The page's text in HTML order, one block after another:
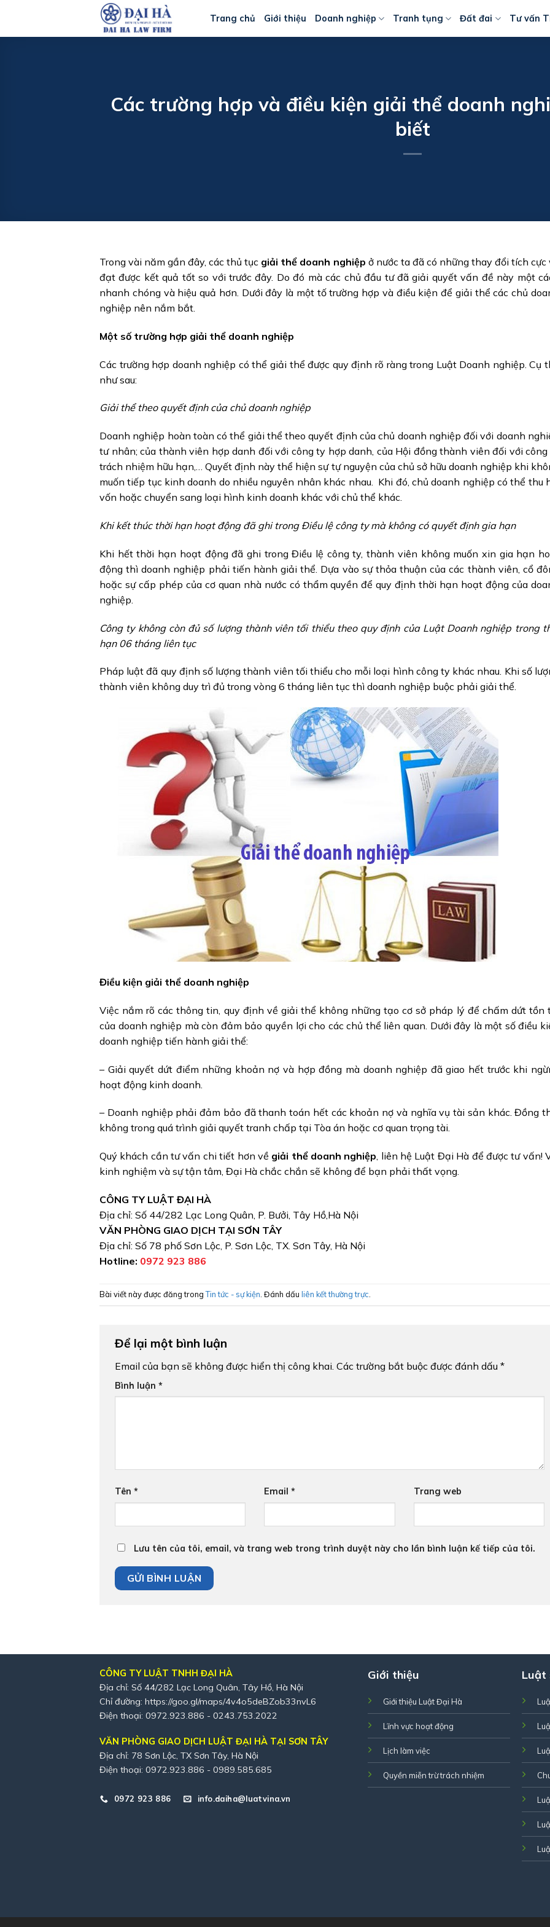
nội
Trang chủ Giới thiệu Doanh nghiệp Tranh tụng Đất đai Tư vấn
Các trường hợp và điều kiện giải thể doanh
biết
Trong vài năm gần đây, các thủ tục giải thể doanh nghiệp ở nước ta đã có những thay đổi tích cực
đạt được kết quả tốt so với trước đây. Do đó mà các chủ đầu tư đã giải quyết vấn đề này một
nhanh chóng và hiệu quả hơn. Dưới đây là một tố trường hợp và điều kiện để giải thể các chủ
nghiệp nên nắm bắt.
Một số trường hợp giải thể doanh nghiệp
Các trường hợp doanh nghiệp có thể giải thể được quy định rõ ràng trong Luật Doanh nghiệp. Cụ
như sau:
Giải thể theo quyết định của chủ doanh nghiệp
Doanh nghiệp hoàn toàn có thể giải thể theo quyết định của chủ doanh nghiệp đối với doanh
tư nhân; của thành viên hợp danh đối với công ty hợp danh, của Hội đồng thành viên đối với
trách nhiệm hữu hạn,… Quyết định này thể hiện sự tự nguyện của chủ sở hữu doanh nghiệp khi
muốn tiếp tục kinh doanh do nhiều nguyên nhân khác nhau. Khi đó, chủ doanh nghiệp có thể thu
vốn hoặc chuyển sang loại hình kinh doanh khác với chủ thể khác.
Khi kết thúc thời hạn hoạt động đã ghi trong Điều lệ công ty mà không có quyết định gia hạn
Khi hết thời hạn hoạt động đã ghi trong Điều lệ công ty, thành viên không muốn xin gia hạn
động thì doanh nghiệp phải tiến hành giải thể. Dựa vào sự thỏa thuận của các thành viên, cổ
hoặc sự cấp phép của cơ quan nhà nước có thẩm quyền để quy định thời hạn hoạt động của
nghiệp.
Công ty không còn đủ số lượng thành viên tối thiểu theo quy định của Luật Doanh nghiệp trong
hạn 06 tháng liên tục
Pháp luật đã quy định số lượng thành viên tối thiểu cho mỗi loại hình công ty khác nhau. Khi số
thành viên không duy trì đủ trong vòng 6 tháng liên tục thì doanh nghiệp buộc phải giải thể.
Điều kiện giải thể doanh nghiệp
Việc nắm rõ các thông tin, quy định về giải thể không những tạo cơ sở pháp lý để chấm dứt tồn
của doanh nghiệp mà còn đảm bảo quyền lợi cho các chủ thể liên quan. Dưới đây là một số điều
doanh nghiệp tiến hành giải thể:
– Giải quyết dứt điểm những khoản nợ và hợp đồng mà doanh nghiệp đã giao hết trước khi
hoạt động kinh doanh.
– Doanh nghiệp phải đảm bảo đã thanh toán hết các khoản nợ và nghĩa vụ tài sản khác. Đồng
không trong quá trình giải quyết tranh chấp tại Tòa án hoặc cơ quan trọng tài.
Quý khách cần tư vấn chi tiết hơn về giải thể doanh nghiệp, liên hệ Luật Đại Hà để được tư vấn!
kinh nghiệm và sự tận tâm, Đại Hà chắc chắn sẽ không để bạn phải thất vọng.
CÔNG TY LUẬT ĐẠI HÀ
Địa chỉ: Số 44/282 Lạc Long Quân, P. Bưởi, Tây Hồ,Hà Nội
VĂN PHÒNG GIAO DỊCH TẠI SƠN TÂY
Địa chỉ: Số 78 phố Sơn Lộc, P. Sơn Lộc, TX. Sơn Tây, Hà Nội
Hotline: 0972 923 886
Bài viết này được đăng trongTin tức - sự kiện. Đánh dấu liên kết thường trực.
Để lại một bình luận
Email của bạn sẽ không được hiển thị công khai. Các trường bắt buộc được đánh dấu *
Bình luận *
Tên * Email* Trang web
Lưu tên của tôi, email, và trang web trong trình duyệt này cho lần bình luận kế tiếp của tôi.
CÔNG TY LUẬT TNHH ĐẠI HÀ
Địa chỉ: Số 44/282 Lạc Long Quân, Tây Hồ, Hà Nội
Chỉ đường: https://goo.gl/maps/4v4o5deBZob33nvL6
Điện thoại: 0972.923.886 - 0243.753.2022
VĂN PHÒNG GIAO DỊCH LUẬT ĐẠI HÀ TẠI SƠN TÂY
Địa chỉ: 78 Sơn Lộc, TX Sơn Tây, Hà Nội
Điện thoại: 0972.923.886 - 0989.585.685
0972 923 886 info.daiha@luatvina.vn
Giới thiệu
Giới thiệu Luật Đại Hà
Lĩnh vực hoạt động
Lịch làm việc
Quyền miễn trừ trách nhiệm
Luật